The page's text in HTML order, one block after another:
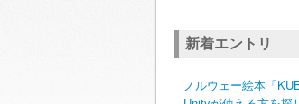
新着エントリ
ノルウェー絵本「